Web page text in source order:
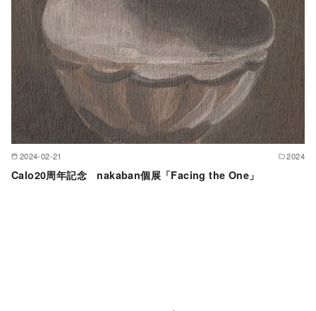
2024-02-21 2024
Calo20周年記念 nakaban個展「Facing the One」